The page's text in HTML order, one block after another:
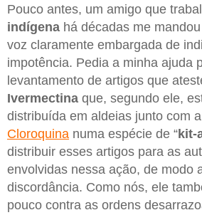
Pouco antes, um amigo que
indígena há décadas me
voz claramente embargada de
impotência. Pedia a minha ajuda
levantamento de artigos que
Ivermectina que, segundo ele,
distribuída em aldeias junto com
Cloroquina numa espécie de “kit-
distribuir esses artigos para as
envolvidas nessa ação, de modo
discordância. Como nós, ele
pouco contra as ordens